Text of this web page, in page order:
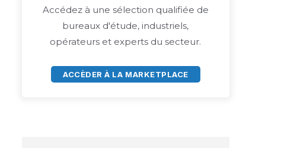
Accédez à une sélection qualifiée de
bureaux d'étude, industriels,
opérateurs et experts du secteur.
ACCÈDER À LA MARKETPLACE